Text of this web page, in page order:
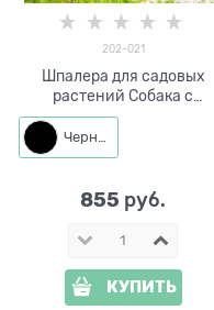
202-021
Шпалера для садовых
растений Собака с
бабочкой 202-021 h=63 см
Черный
855 руб.
КУПИТЬ